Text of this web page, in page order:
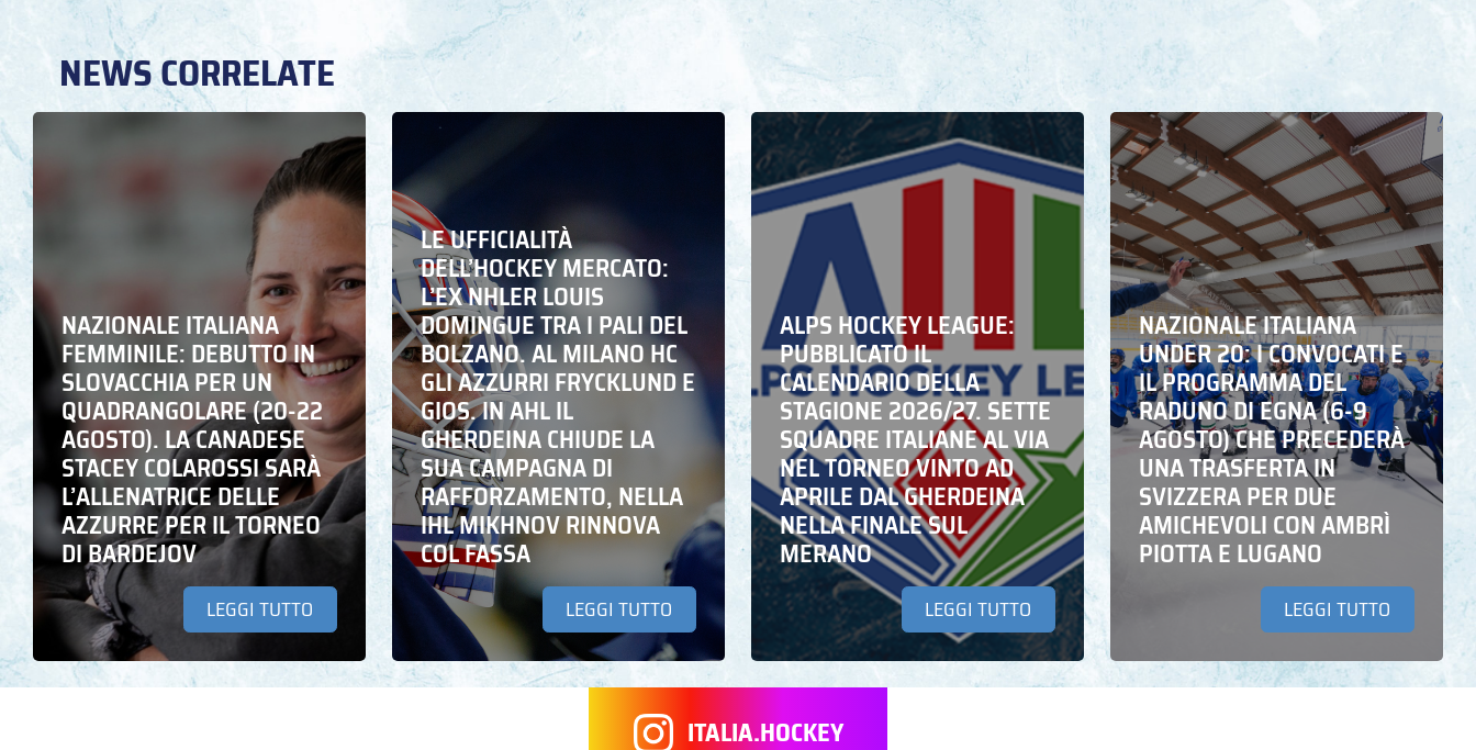
NEWS CORRELATE
NAZIONALE ITALIANA
FEMMINILE: DEBUTTO IN
SLOVACCHIA PER UN
QUADRANGOLARE (20-22
AGOSTO). LA CANADESE
STACEY COLAROSSI SARÀ
L’ALLENATRICE DELLE
AZZURRE PER IL TORNEO
DI BARDEJOV
LEGGI TUTTO
LE UFFICIALITÀ
DELL’HOCKEY MERCATO:
L’EX NHLER LOUIS
DOMINGUE TRA I PALI DEL
BOLZANO. AL MILANO HC
GLI AZZURRI FRYCKLUND E
GIOS. IN AHL IL
GHERDEINA CHIUDE LA
SUA CAMPAGNA DI
RAFFORZAMENTO, NELLA
IHL MIKHNOV RINNOVA
COL FASSA
LEGGI TUTTO
ALPS HOCKEY LEAGUE:
PUBBLICATO IL
CALENDARIO DELLA
STAGIONE 2026/27. SETTE
SQUADRE ITALIANE AL VIA
NEL TORNEO VINTO AD
APRILE DAL GHERDEINA
NELLA FINALE SUL
MERANO
LEGGI TUTTO
NAZIONALE ITALIANA
UNDER 20: I CONVOCATI E
IL PROGRAMMA DEL
RADUNO DI EGNA (6-9
AGOSTO) CHE PRECEDERÀ
UNA TRASFERTA IN
SVIZZERA PER DUE
AMICHEVOLI CON AMBRÌ
PIOTTA E LUGANO
LEGGI TUTTO
ITALIA.HOCKEY